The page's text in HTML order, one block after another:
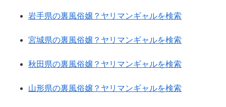
岩手県の裏風俗嬢？ヤリマンギャルを検索
宮城県の裏風俗嬢？ヤリマンギャルを検索
秋田県の裏風俗嬢？ヤリマンギャルを検索
山形県の裏風俗嬢？ヤリマンギャルを検索